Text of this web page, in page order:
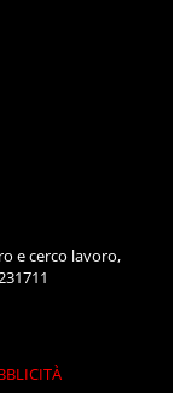
e cerco lavoro,